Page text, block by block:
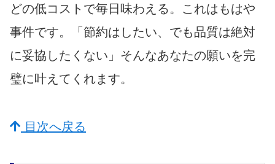
どの低コストで毎日味わえる。これはもはや
事件です。「節約はしたい、でも品質は絶対
に妥協したくない」そんなあなたの願いを完
璧に叶えてくれます。
目次へ戻る